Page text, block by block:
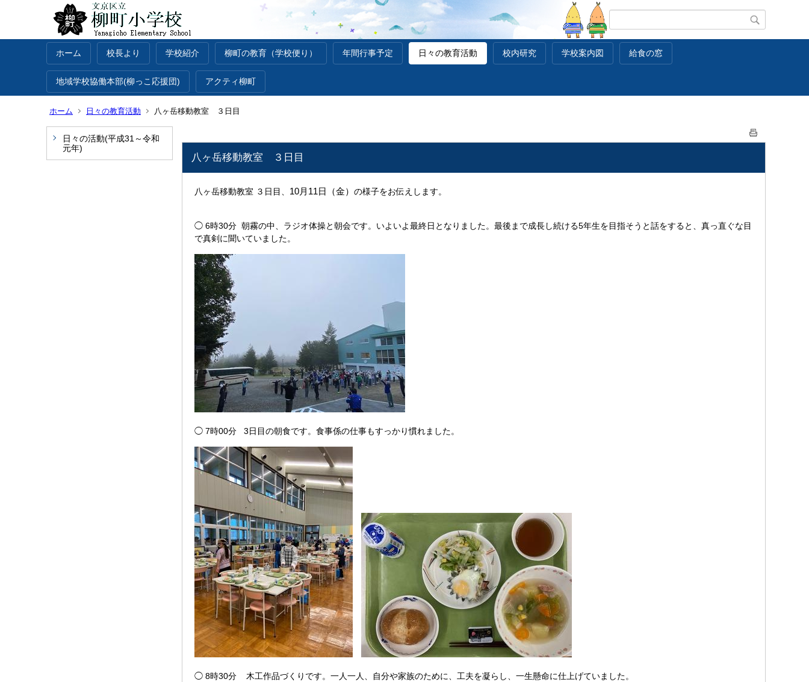
ホーム 校長より 学校紹介 柳町の教育（学校便り） 年間行事予定 日々の教育活動 校内研究 学校案内図 給食の窓
地域学校協働本部(柳っこ応援団) アクティ柳町
ホーム 日々の教育活動 八ヶ岳移動教室 ３日目
日々の活動(平成31～令和
元年)
八ヶ岳移動教室 ３日目
八ヶ岳移動教室 ３日目、 10月11日（金） の様子をお伝えします。
◯ 6時30分 朝霧の中、ラジオ体操と朝会です。いよいよ最終日となりました。最後まで成長し続ける5年生を目指そうと話をすると、真っ直ぐな目
で真剣に聞いていました。
◯ 7時00分 3日目の朝食です。食事係の仕事もすっかり慣れました。
◯ 8時30分 木工作品づくりです。一人一人、自分や家族のために、工夫を凝らし、一生懸命に仕上げていました。